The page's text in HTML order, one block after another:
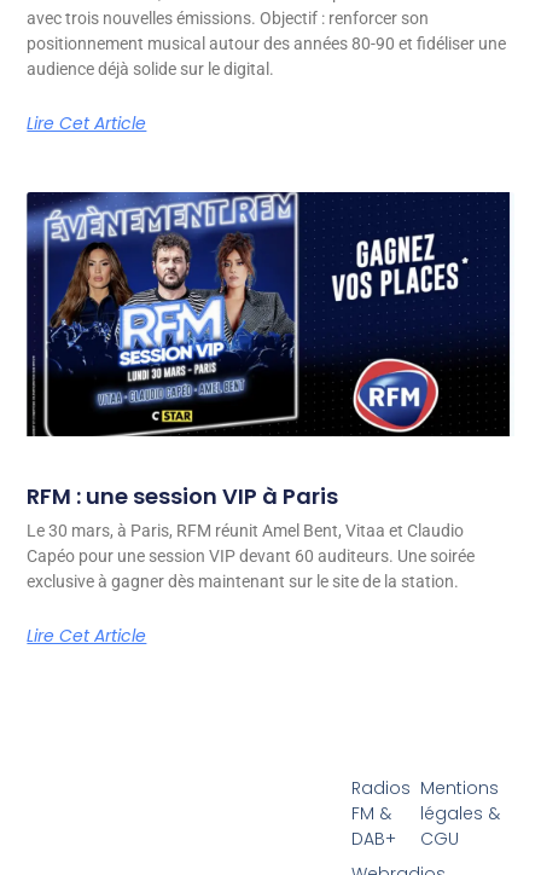
avec trois nouvelles émissions. Objectif : renforcer son
positionnement musical autour des années 80-90 et fidéliser une
audience déjà solide sur le digital.
Lire Cet Article
RFM : une session VIP à Paris
Le 30 mars, à Paris, RFM réunit Amel Bent, Vitaa et Claudio
Capéo pour une session VIP devant 60 auditeurs. Une soirée
exclusive à gagner dès maintenant sur le site de la station.
Lire Cet Article
Radios
FM &
DAB+
Mentions
légales &
CGU